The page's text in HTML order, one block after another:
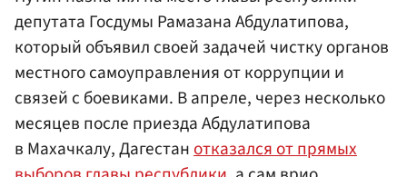
депутата Госдумы Рамазана Абдулатипова,
который объявил своей задачей чистку органов
местного самоуправления от коррупции и
связей с боевиками. В апреле, через несколько
месяцев после приезда Абдулатипова
в Махачкалу, Дагестан отказался от прямых